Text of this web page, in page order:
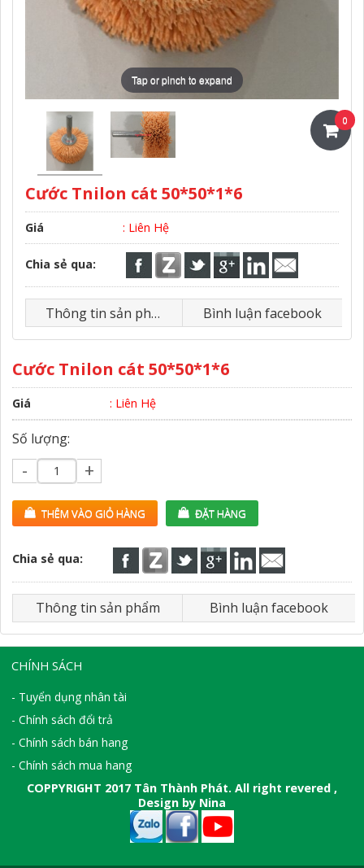
Tap or pinch to expand
Cước Tnilon cát 50*50*1*6
Giá : Liên Hệ
Chia sẻ qua:
Thông tin sản phẩm Bình luận facebook
Cước Tnilon cát 50*50*1*6
Giá : Liên Hệ
Số lượng:
- +
THÊM VÀO GIỎ HÀNG ĐẶT HÀNG
Chia sẻ qua:
Thông tin sản phẩm Bình luận facebook
CHÍNH SÁCH
- Tuyển dụng nhân tài
- Chính sách đổi trả
- Chính sách bán hang
- Chính sách mua hang
COPPYRIGHT 2017 Tân Thành Phát. All right revered ,
Design by Nina
0